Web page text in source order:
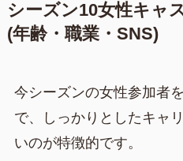
シーズン10女性キャ
(年齢・職業・SNS)
今シーズンの女性参加者
で、しっかりとしたキャ
いのが特徴的です。